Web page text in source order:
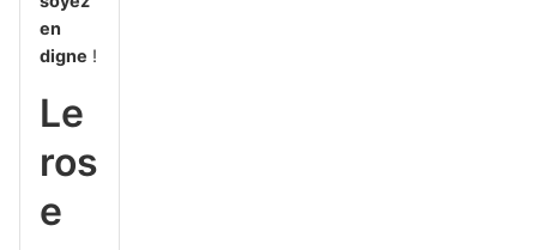
en
digne !
Le
ros
e